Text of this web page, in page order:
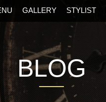
GALLERY STYLIST
BLOG